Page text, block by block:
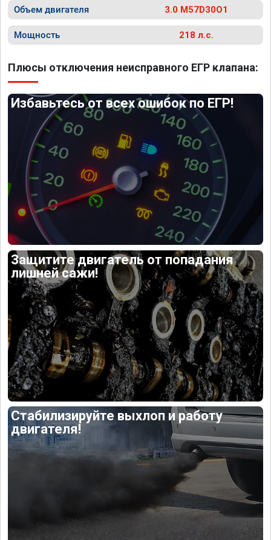
Объем двигателя 3.0 M57D30O1
Мощность 218 л.с.
Плюсы отключения неисправного ЕГР клапана:
Избавьтесь от всех ошибок по ЕГР!
Защитите двигатель от попадания
лишней сажи!
Стабилизируйте выхлоп и работу
двигателя!